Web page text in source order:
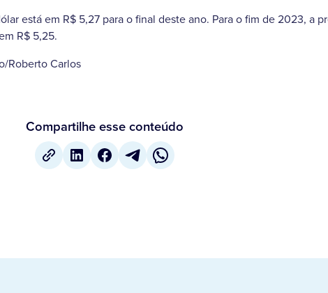
está em R$ 5,27 para o final deste ano. Para o fim de 2023, a
R$ 5,25.
Roberto Carlos
Compartilhe esse conteúdo